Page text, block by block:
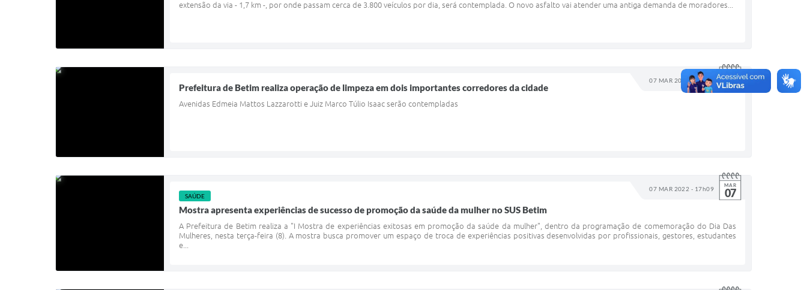
extensão da via - 1,7 km -, por onde passam cerca de 3.800 veículos por dia, será contemplada. O novo asfalto vai atender uma antiga demanda de moradores...
07 MAR 2022 - 17h25 MAR
07
Prefeitura de Betim realiza operação de limpeza em dois importantes corredores da cidade
Avenidas Edmeia Mattos Lazzarotti e Juiz Marco Túlio Isaac serão contempladas
07 MAR 2022 - 17h09 MAR
07
SAÚDE
Mostra apresenta experiências de sucesso de promoção da saúde da mulher no SUS Betim
A Prefeitura de Betim realiza a "I Mostra de experiências exitosas em promoção da saúde da mulher", dentro da programação de comemoração do Dia Das
Mulheres, nesta terça-feira (8). A mostra busca promover um espaço de troca de experiências positivas desenvolvidas por profissionais, gestores, estudantes
e...